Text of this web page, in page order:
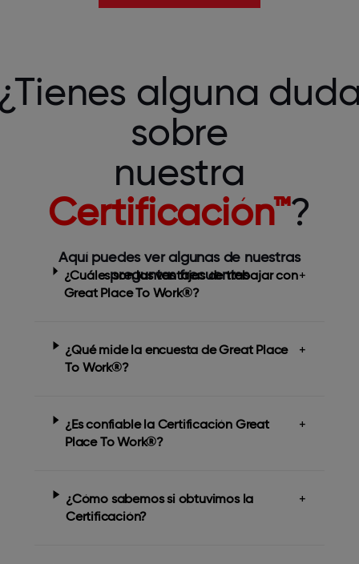
alguna
sobre
nuestra
Certificación™?
Aquí puedes ver algunas de nuestras
preguntas frecuentes
¿Cuáles son las ventajas de trabajar con
Great Place To Work®?
+
¿Qué mide la encuesta de Great Place
To Work®?
+
¿Es confiable la Certificación Great
Place To Work®?
+
¿Cómo sabemos si obtuvimos la
Certificación?
+